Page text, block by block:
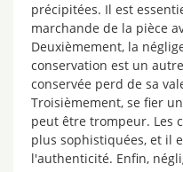
précipitées. Il est
marchande de la pièce
Deuxièmement, la
conservation est un
conservée perd de sa
Troisièmement, se fier
peut être trompeur. Les
plus sophistiquées, et il
l'authenticité. Enfin,